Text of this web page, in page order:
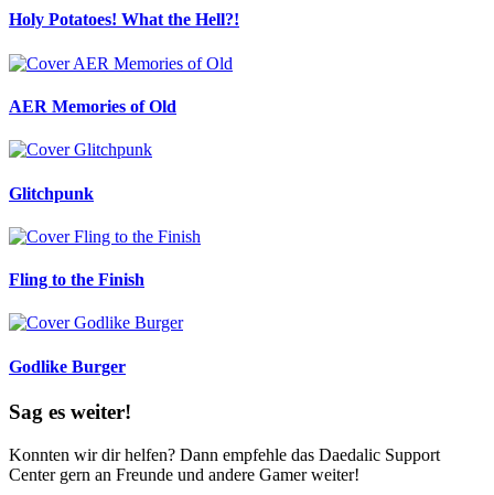
Holy Potatoes! What the Hell?!
AER Memories of Old
Glitchpunk
Fling to the Finish
Godlike Burger
Sag es weiter!
Konnten wir dir helfen? Dann empfehle das Daedalic Support
Center gern an Freunde und andere Gamer weiter!